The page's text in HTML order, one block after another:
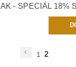
- SPECIÁL 18%
1 2